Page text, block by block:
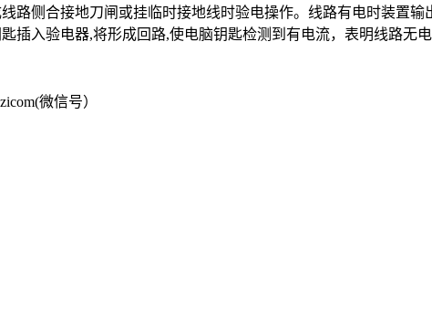
路侧合接地刀闸或挂临时接地线时验电操作。线路有电时装置
插入验电器,将形成回路,使电脑钥匙检测到有电流，表明线路无电
微信号）